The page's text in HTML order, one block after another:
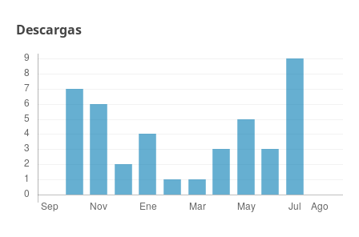
Descargas